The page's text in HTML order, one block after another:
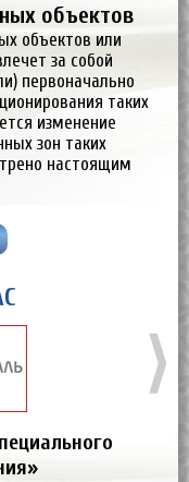
объектов
объектов или
за собой
первоначально
таких
изменение
зон таких
настоящим
⟩